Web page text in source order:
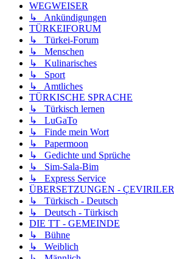
WEGWEISER
↳ Ankündigungen
TÜRKEIFORUM
↳ Türkei-Forum
↳ Menschen
↳ Kulinarisches
↳ Sport
↳ Amtliches
TÜRKISCHE SPRACHE
↳ Türkisch lernen
↳ LuGaTo
↳ Finde mein Wort
↳ Papermoon
↳ Gedichte und Sprüche
↳ Sim-Sala-Bim
↳ Express Service
ÜBERSETZUNGEN - ÇEVIRILER
↳ Türkisch - Deutsch
↳ Deutsch - Türkisch
DIE TT - GEMEINDE
↳ Bühne
↳ Weiblich